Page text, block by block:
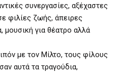
συνεργασίες, αξέχαστες
φιλίες ζωής, άπειρες
μουσική για θέατρο αλλά
με τον Μίλτο, τους φίλους
αυτά τα τραγούδια,